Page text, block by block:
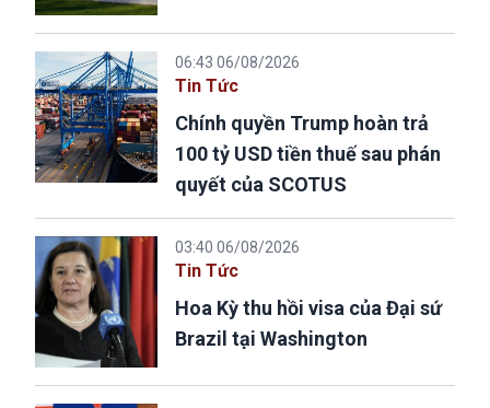
06:43 06/08/2026
Tin Tức
Chính quyền Trump hoàn trả
100 tỷ USD tiền thuế sau phán
quyết của SCOTUS
03:40 06/08/2026
Tin Tức
Hoa Kỳ thu hồi visa của Đại sứ
Brazil tại Washington